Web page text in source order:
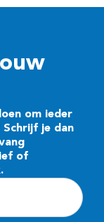
om ieder
Schrijf je dan
of